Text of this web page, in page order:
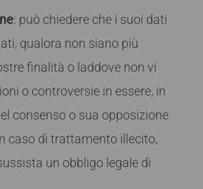
: può chiedere che i suoi dati
qualora non siano più
finalità o laddove non vi
o controversie in essere, in
consenso o sua opposizione
caso di trattamento illecito,
un obbligo legale di